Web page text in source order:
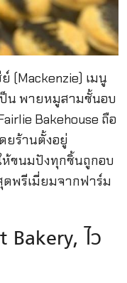
(Mackenzie) เมนู
ป็น พายหมูสามชั้นอบ
Bakehouse ถือ
ยร้านตั้งอยู่
ห้ขนมปังทุกชิ้นถูกอบ
พรีเมี่ยมจากฟาร์ม
Bakery, ไว